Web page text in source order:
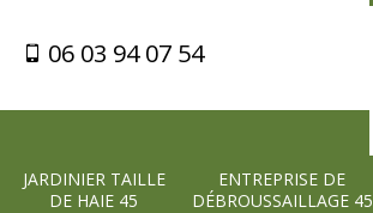
06 03 94 07 54
JARDINIER TAILLE
DE HAIE 45
ENTREPRISE DE
DÉBROUSSAILLAGE 45